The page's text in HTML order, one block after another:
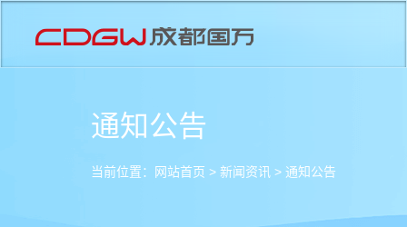
通知公告
当前位置： 网站首页 > 新闻资讯 > 通知公告